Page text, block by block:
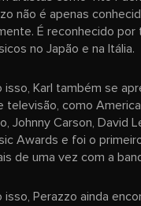
não é apenas
É reconhecido
no Japão e na Itália.
Karl também se
televisão, como
Johnny Carson, David
Awards e foi o
de uma vez com a
Perazzo ainda